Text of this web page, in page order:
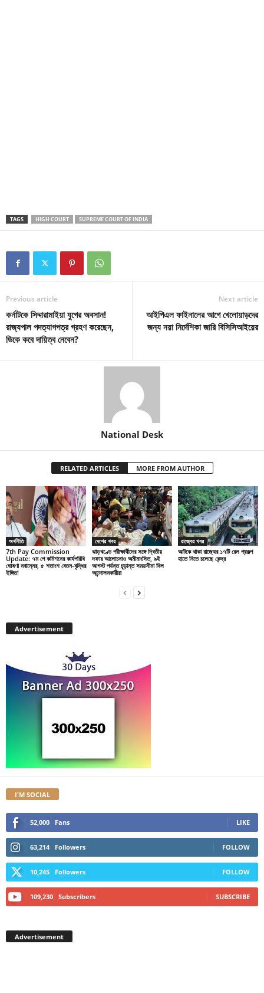
TAGS HIGH COURT SUPREME COURT OF INDIA
Previous article
কর্নাটকে সিদ্দারামাইয়া যুগের অবসান!
রাজ্যপাল পদত্যাগপত্র গ্রহণ করেছেন,
ডিকে কবে দায়িত্ব নেবেন?
Next article
আইপিএল ফাইনালের আগে খেলোয়াড়দের
জন্য নয়া নির্দেশিকা জারি বিসিসিআইয়ের
National Desk
RELATED ARTICLES MORE FROM AUTHOR
অর্থনীতি
7th Pay Commission
Update: ৭ম পে কমিশনের কার্যপরিধি
ঘোষণা নবান্নের, ৫ শতাংশ বেতন-বৃদ্ধির
ইঙ্গিত!
দেশের খবর
ঝাড়খণ্ডে পরীক্ষার্থীদের সঙ্গে দ্বিতীয়
দফার আলোচনাও অমীমাংসিত, ৯ই
আগস্ট পর্যন্ত চূড়ান্ত সময়সীমা দিল
আন্দোলনকারীরা
রাজ্যের খবর
আটকে থাকা রাজ্যের ১৭টি রেল প্রকল্প
হাতে নিতে চলেছে কেন্দ্র
Advertisement
I'M SOCIAL
52,000 Fans LIKE
63,214 Followers FOLLOW
10,245 Followers FOLLOW
109,230 Subscribers SUBSCRIBE
Advertisement